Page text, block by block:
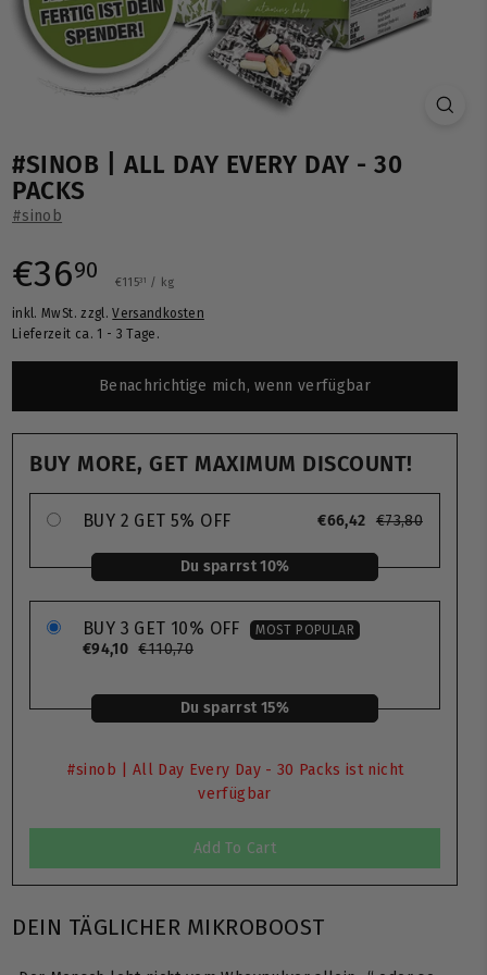
#SINOB | ALL DAY EVERY DAY - 30
PACKS
#sinob
Normaler
Preis
€3690 €36,90
€11531 €115,31
/ kg
inkl. MwSt. zzgl.Versandkosten
Lieferzeit ca. 1 - 3 Tage.
Benachrichtige mich, wenn verfügbar
BUY MORE, GET MAXIMUM DISCOUNT!
BUY 2 GET 5% OFF €66,42 €73,80
Du sparrst 10%
BUY 3 GET 10% OFF MOST POPULAR
€94,10 €110,70
Du sparrst 15%
#sinob | All Day Every Day - 30 Packs ist nicht
verfügbar
Add To Cart
DEIN TÄGLICHER MIKROBOOST